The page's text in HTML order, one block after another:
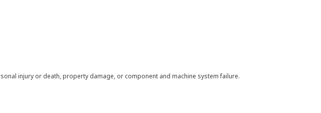
injury or death, property damage, or component and machine system failure.